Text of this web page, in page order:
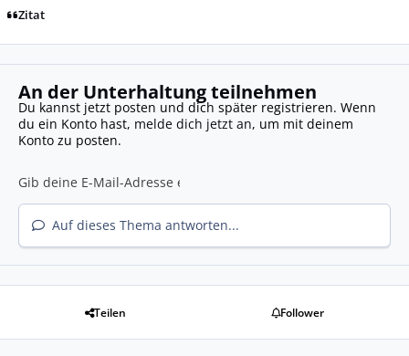
Zitat
An der Unterhaltung teilnehmen
Du kannst jetzt posten und dich später registrieren. Wenn
du ein Konto hast, melde dich jetzt an, um mit deinem
Konto zu posten.
Auf dieses Thema antworten...
Teilen Follower